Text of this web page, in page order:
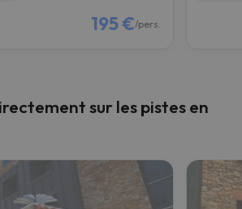
195 €/pers.
sur les pistes en